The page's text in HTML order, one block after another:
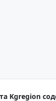
Kgregion